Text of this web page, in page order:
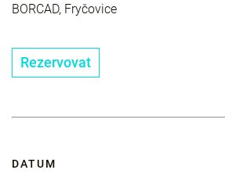
BORCAD, Fryčovice
Rezervovat
DATUM